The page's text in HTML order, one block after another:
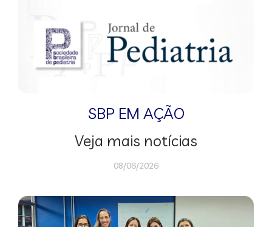
SBP EM AÇÃO
Veja mais notícias
08/06/2026